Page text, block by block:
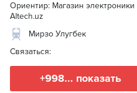
Ориентир: Магазин электроники
Altech.uz
Мирзо Улугбек
Связаться:
+998... показать